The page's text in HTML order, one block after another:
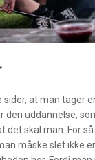
sider, at man tager
den uddannelse,
det skal man. For
måske slet ikke